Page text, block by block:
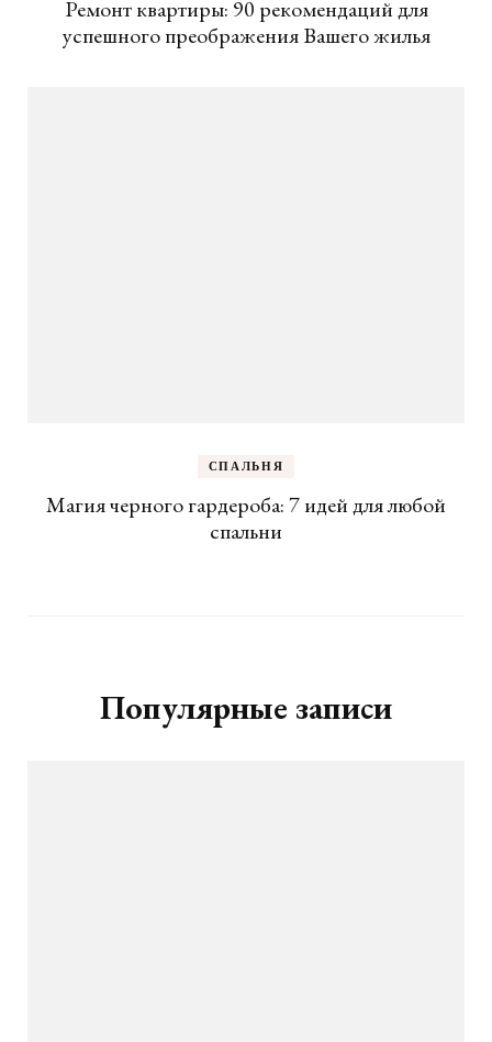
Ремонт квартиры: 90 рекомендаций для
успешного преображения Вашего жилья
СПАЛЬНЯ
Магия черного гардероба: 7 идей для любой
спальни
Популярные записи